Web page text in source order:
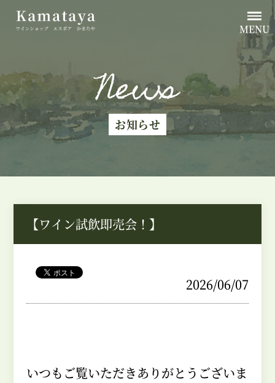
MENU
News
お知らせ
【ワイン試飲即売会！】
2026/06/07
いつもご覧いただきありがとうございま